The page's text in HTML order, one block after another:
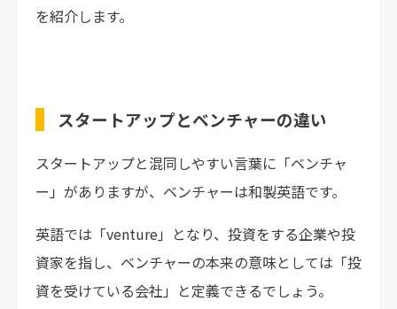
を紹介します。
スタートアップとベンチャーの違い
スタートアップと混同しやすい言葉に「ベンチャ
ー」がありますが、ベンチャーは和製英語です。
英語では「venture」となり、投資をする企業や投
資家を指し、ベンチャーの本来の意味としては「投
資を受けている会社」と定義できるでしょう。